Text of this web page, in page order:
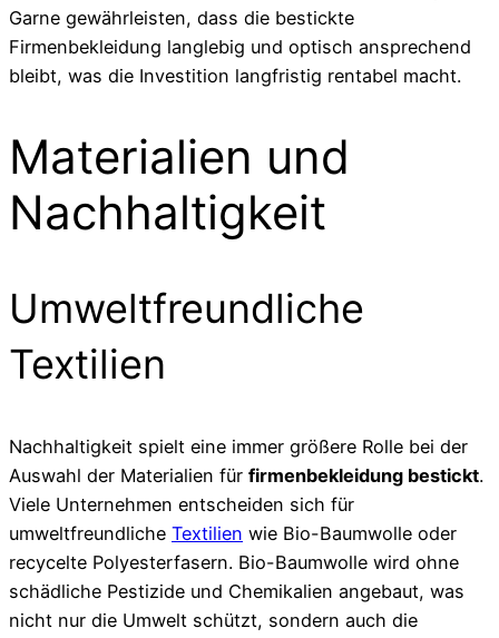
Garne gewährleisten, dass die bestickte
Firmenbekleidung langlebig und optisch ansprechend
bleibt, was die Investition langfristig rentabel macht.
Materialien und
Nachhaltigkeit
Umweltfreundliche
Textilien
Nachhaltigkeit spielt eine immer größere Rolle bei der
Auswahl der Materialien für firmenbekleidung bestickt.
Viele Unternehmen entscheiden sich für
umweltfreundliche Textilien wie Bio-Baumwolle oder
recycelte Polyesterfasern. Bio-Baumwolle wird ohne
schädliche Pestizide und Chemikalien angebaut, was
nicht nur die Umwelt schützt, sondern auch die